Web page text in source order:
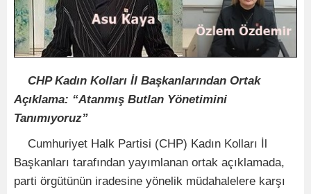
CHP Kadın Kolları İl Başkanlarından Ortak
Açıklama: “Atanmış Butlan Yönetimini
Tanımıyoruz”
Cumhuriyet Halk Partisi (CHP) Kadın Kolları İl
Başkanları tarafından yayımlanan ortak açıklamada,
parti örgütünün iradesine yönelik müdahalelere karşı